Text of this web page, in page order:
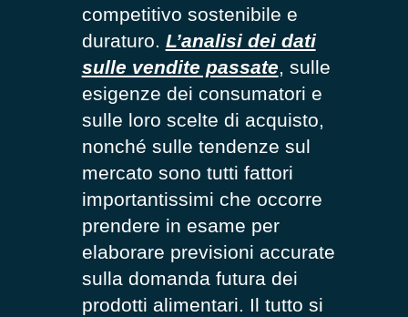
competitivo sostenibile e
duraturo. L’analisi dei dati
sulle vendite passate, sulle
esigenze dei consumatori e
sulle loro scelte di acquisto,
nonché sulle tendenze sul
mercato sono tutti fattori
importantissimi che occorre
prendere in esame per
elaborare previsioni accurate
sulla domanda futura dei
prodotti alimentari. Il tutto si